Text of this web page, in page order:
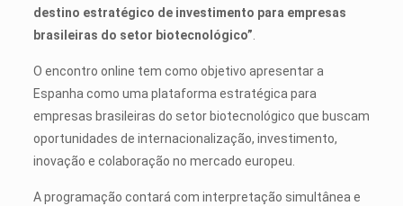
destino estratégico de investimento para empresas
brasileiras do setor biotecnológico”
O encontro online tem como objetivo apresentar a
Espanha como uma plataforma estratégica para
empresas brasileiras do setor biotecnológico que buscam
oportunidades de internacionalização, investimento,
inovação e colaboração no mercado europeu.
A programação contará com interpretação simultânea e